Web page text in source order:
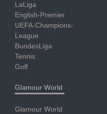
LaLiga
English-Premier
UEFA-Champions-
League
BundesLiga
Tennis
Golf
Glamour World
Glamour World